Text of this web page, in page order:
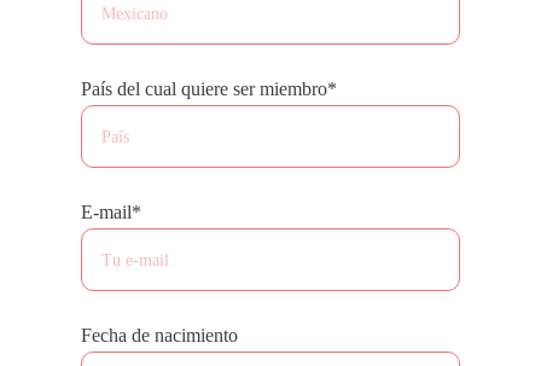
País del cual quiere ser miembro*
E-mail*
Fecha de nacimiento